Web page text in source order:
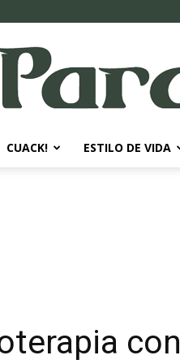
CUACK! ESTILO DE VIDA
con